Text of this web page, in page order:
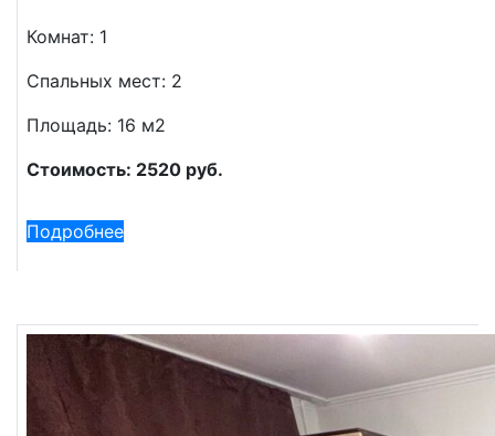
Комнат: 1
Спальных мест: 2
Площадь: 16 м2
Стоимость: 2520 руб.
Подробнее